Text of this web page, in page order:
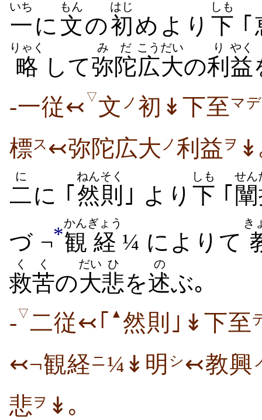
一
いち
に 文
もん
の初
はじ
めより 下
しも
｢
略
りゃく
して弥陀
みだ
広大
こうだい
の利
り
益
やく
-一従↢ ▽文 ノ 初↡下至マ
標ス ↢弥陀広大 ノ 利益 ヲ ↡
二
に
に ｢ 然
ねん
則
そく
｣ より 下
しも
｢
せん
づ ¬*観
かん
経
ぎょう
¼ によりて
き
救苦
くく
の大
だい
悲
ひ
を述
の
ぶ｡
-▽二従↢｢ ▲ 然則｣↡下至
↢¬観経ニ¼↡明 シ ↢教興
悲ヲ ↡｡